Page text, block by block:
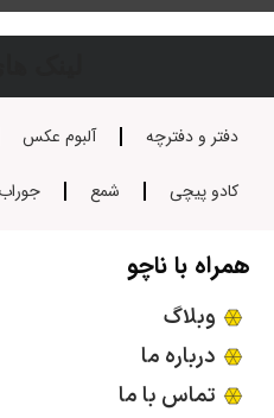
دفتر و دفترچه آلبوم عکس
کادو پیچی شمع جوراب
همراه با ناچو
وبلاگ
درباره ما
تماس با ما